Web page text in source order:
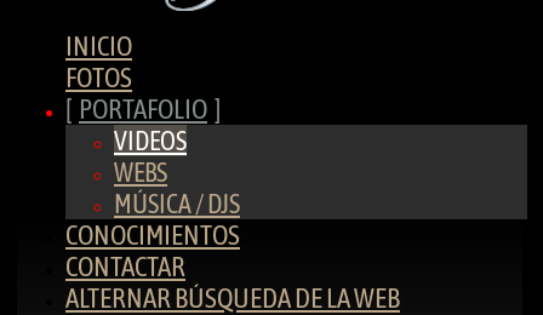
INICIO
FOTOS
PORTAFOLIO
VIDEOS
WEBS
MÚSICA / DJS
CONOCIMIENTOS
CONTACTAR
ALTERNAR BÚSQUEDA DE LA WEB